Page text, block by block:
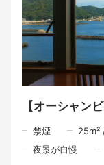
料理を味わう時間
の会話、窓の向こ
そのすべてが重な
切な思い出になる
朝食は、朝の海を
慌ただしい日常か
ここで迎える朝が
※お食事は皆様同じ
【オーシャン
禁煙 25m²
夜景が自慢